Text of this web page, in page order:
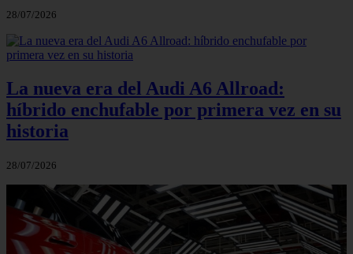
28/07/2026
La nueva era del Audi A6 Allroad:
híbrido enchufable por primera vez en su
historia
28/07/2026